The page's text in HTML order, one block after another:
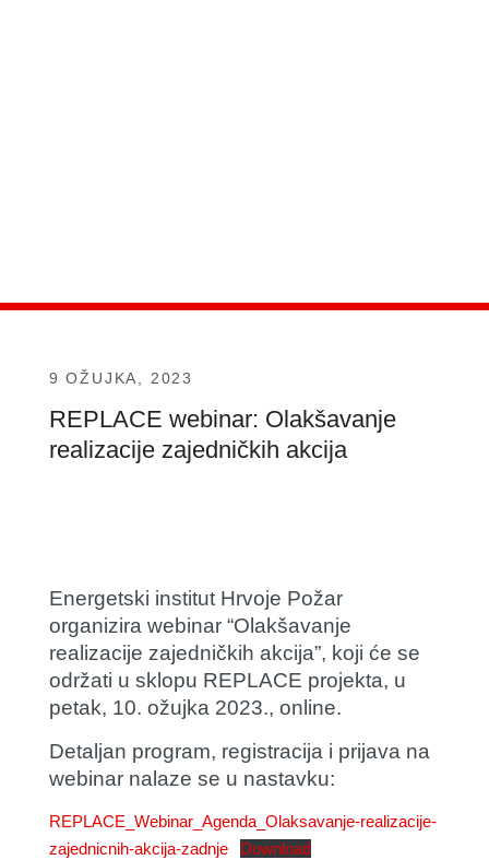
9 OŽUJKA, 2023
REPLACE webinar: Olakšavanje
realizacije zajedničkih akcija
Energetski institut Hrvoje Požar
organizira webinar “Olakšavanje
realizacije zajedničkih akcija”, koji će se
održati u sklopu REPLACE projekta, u
petak, 10. ožujka 2023., online.
Detaljan program, registracija i prijava na
webinar nalaze se u nastavku:
REPLACE_Webinar_Agenda_Olaksavanje-realizacije-
zajednicnih-akcija-zadnje
Download